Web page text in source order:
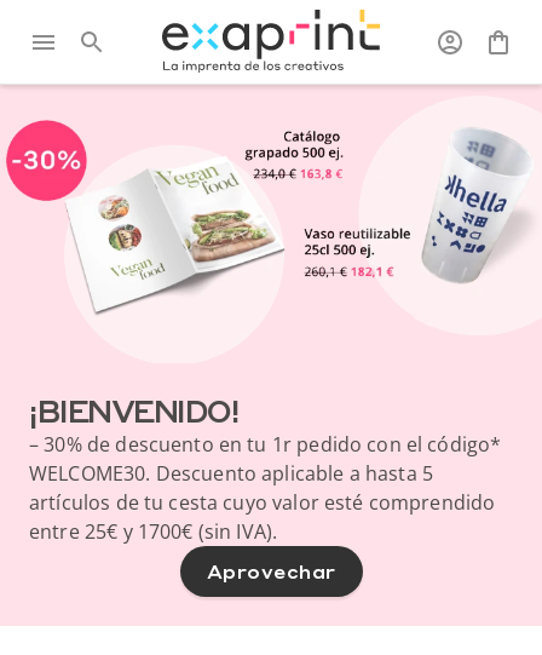
¡BIENVENIDO!
– 30% de descuento en tu 1r pedido con el código*
WELCOME30. Descuento aplicable a hasta 5
artículos de tu cesta cuyo valor esté comprendido
entre 25€ y 1700€ (sin IVA).
Aprovechar